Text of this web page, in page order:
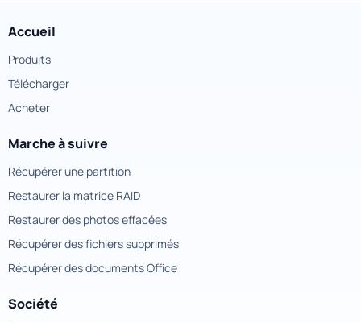
Accueil
Produits
Télécharger
Acheter
Marche à suivre
Récupérer une partition
Restaurer la matrice RAID
Restaurer des photos effacées
Récupérer des fichiers supprimés
Récupérer des documents Office
Société